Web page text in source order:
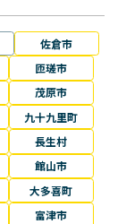
佐倉市
匝瑳市
茂原市
九十九里町
長生村
館山市
大多喜町
富津市